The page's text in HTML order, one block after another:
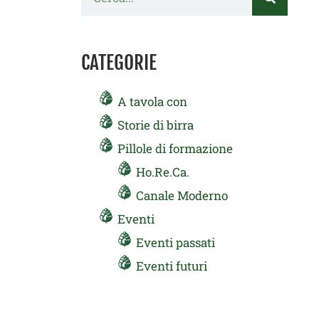
CATEGORIE
A tavola con
Storie di birra
Pillole di formazione
Ho.Re.Ca.
Canale Moderno
Eventi
Eventi passati
Eventi futuri